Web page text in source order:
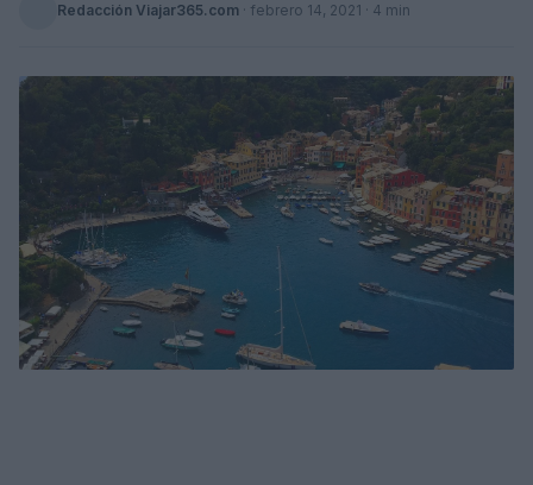
Redacción Viajar365.com · febrero 14, 2021 · 4 min